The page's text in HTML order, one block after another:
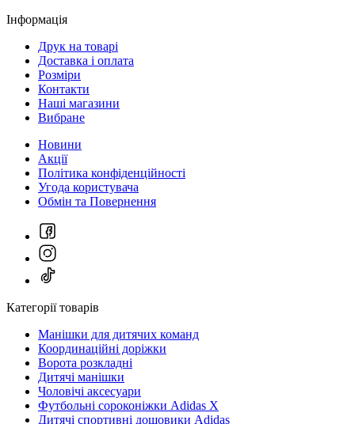
Інформація
Друк на товарі
Доставка і оплата
Розміри
Контакти
Наші магазини
Вибране
Новини
Акції
Політика конфіденційності
Угода користувача
Обмін та Повернення
Категорії товарів
Манішки для дитячих команд
Координаційні доріжки
Ворота розкладні
Дитячі манішки
Чоловічі аксесуари
Футбольні сороконіжки Adidas X
Дитячі спортивні дощовики Adidas